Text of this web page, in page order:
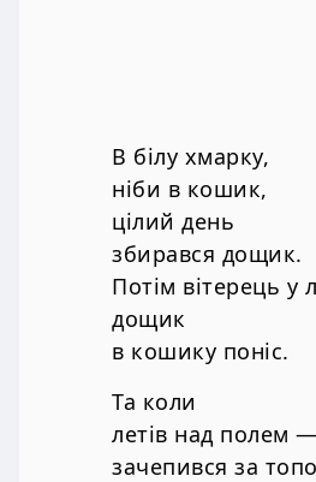
В білу хмарку,
ніби в кошик,
цілий день
збирався дощик.
Потім вітерець у
дощик
в кошику поніс.
Та коли
летів над полем —
зачепився за